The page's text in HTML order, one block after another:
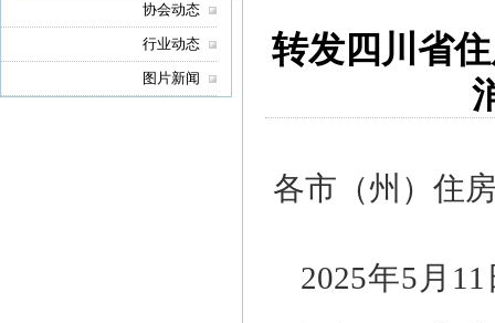
协会动态
行业动态
图片新闻
转发四川省
各市（州）住
2025年5月